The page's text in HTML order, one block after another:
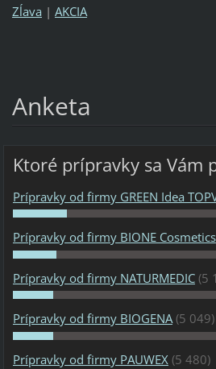
Zĺava | AKCIA
Anketa
Ktoré prípravky sa Vám
Prípravky od firmy GREEN Idea
Prípravky od firmy BIONE Cosmetics
Prípravky od firmy NATURMEDIC (5
Prípravky od firmy BIOGENA (5 049)
Prípravky od firmy PAUWEX (5 480)